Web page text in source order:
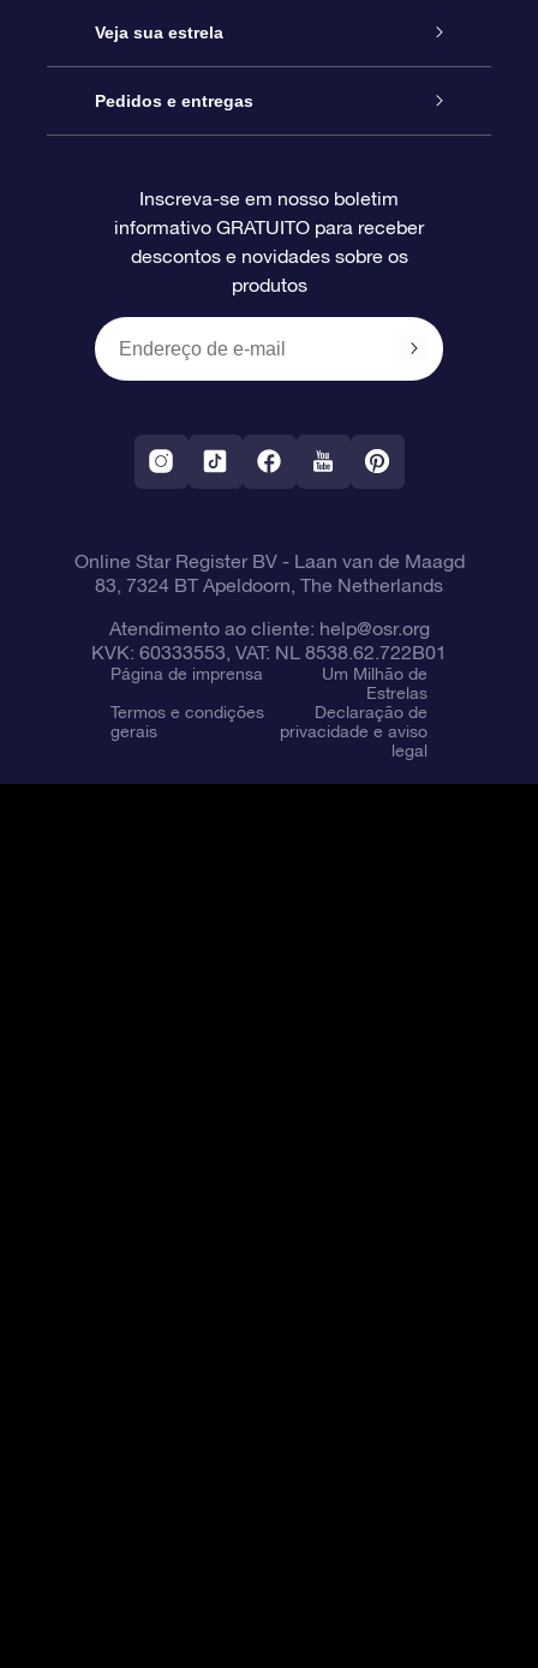
Entre em contato conosco
Blog
Avaliações
Presente estrelar on-line
Pacote de presente da OSR
O cartão de presente da OSR
Presentes corporativos
Veja sua estrela
Star Register
Página estelar personalizada
Um Milhão de Estrelas
OSR Starsaver
Aplicativo RV Fly me to the stars
Pedidos e entregas
Informações de pagamento
Política de devolução
Constelações
Inscreva-se em nosso boletim
informativo GRATUITO para receber
descontos e novidades sobre os
produtos
Online Star Register BV- Laan van de Maagd
83, 7324 BT Apeldoorn, The Netherlands
Atendimento ao cliente: help@osr.org
KVK: 60333553, VAT: NL 8538.62.722B01
Página de imprensa
Um Milhão de
Estrelas
Termos e condições
gerais
Declaração de
privacidade e aviso
legal